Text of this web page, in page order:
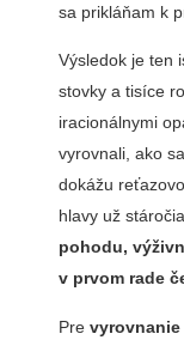
sa prikláňam k
Výsledok je ten
stovky a tisíce
iracionálnymi
vyrovnali, ako
dokážu
hlavy už
pohodu,
v prvom rade
Pre